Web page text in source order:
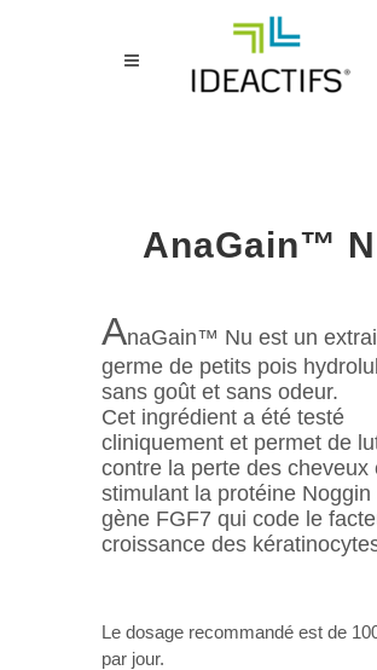
AnaGain™
AnaGain™ Nu est un
germe de petits pois
sans goût et sans odeur.
Cet ingrédient a été testé
cliniquement et permet de
contre la perte des cheveux
stimulant la protéine Noggin
gène FGF7 qui code le
croissance des
Le dosage recommandé est de
par jour.